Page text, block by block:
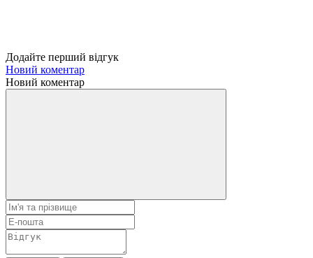
Додайте перший відгук
Новий коментар
Новий коментар